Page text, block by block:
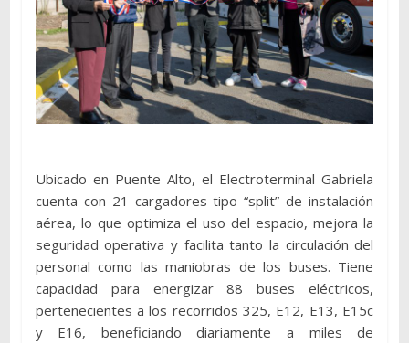
Ubicado en Puente Alto, el Electroterminal Gabriela
cuenta con 21 cargadores tipo “split” de instalación
aérea, lo que optimiza el uso del espacio, mejora la
seguridad operativa y facilita tanto la circulación del
personal como las maniobras de los buses. Tiene
capacidad para energizar 88 buses eléctricos,
pertenecientes a los recorridos 325, E12, E13, E15c
y E16, beneficiando diariamente a miles de